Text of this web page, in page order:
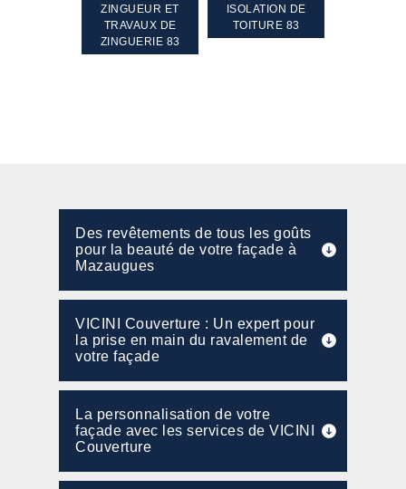
ZINGUEUR ET
TRAVAUX DE
ZINGUERIE 83
ISOLATION DE
TOITURE 83
Des revêtements de tous les goûts
pour la beauté de votre façade à
Mazaugues
VICINI Couverture : Un expert pour
la prise en main du ravalement de
votre façade
La personnalisation de votre
façade avec les services de VICINI
Couverture